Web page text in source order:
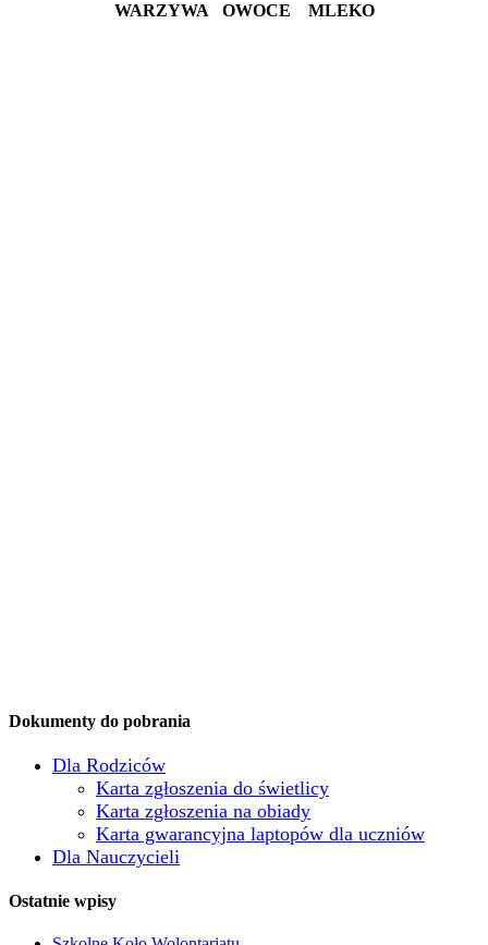
WARZYWA OWOCE MLEKO
Dokumenty do pobrania
Dla Rodziców
Karta zgłoszenia do świetlicy
Karta zgłoszenia na obiady
Karta gwarancyjna laptopów dla uczniów
Dla Nauczycieli
Ostatnie wpisy